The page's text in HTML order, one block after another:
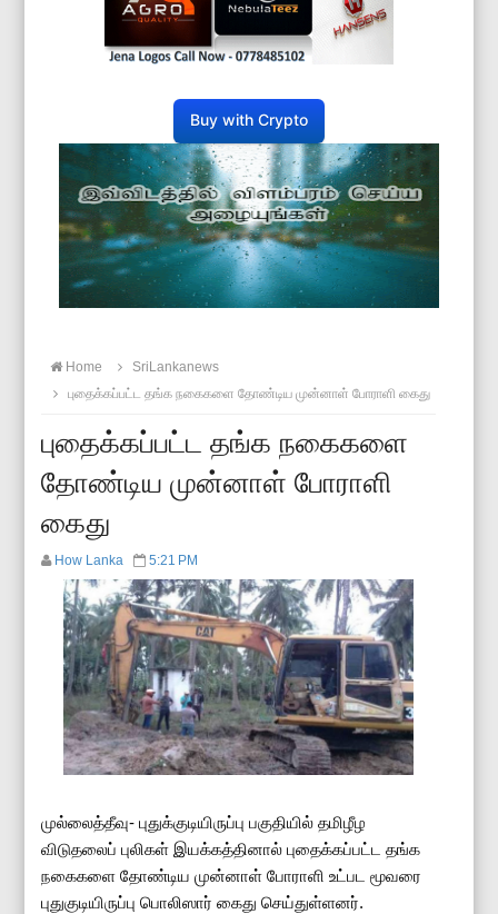
Buy with Crypto
Home
SriLankanews
புதைக்கப்பட்ட தங்க நகைகளை தோண்டிய முன்னாள் போராளி கைது
புதைக்கப்பட்ட தங்க நகைகளை
தோண்டிய முன்னாள் போராளி
கைது
How Lanka 5:21 PM
முல்லைத்தீவு- புதுக்குடியிருப்பு பகுதியில் தமிழீழ
விடுதலைப் புலிகள் இயக்கத்தினால் புதைக்கப்பட்ட தங்க
நகைகளை தோண்டிய முன்னாள் போராளி உட்பட மூவரை
புதுகுடியிருப்பு பொலிஸார் கைது செய்துள்ளனர்.